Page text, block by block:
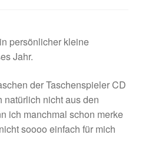
persönlicher kleine
Jahr.
der Taschenspieler CD
natürlich nicht aus den
ich manchmal schon merke
soooo einfach für mich